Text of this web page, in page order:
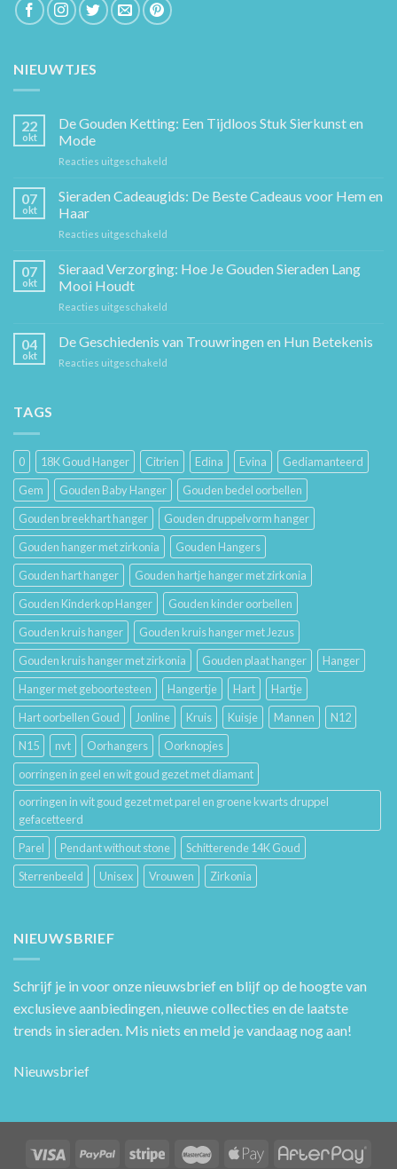
NIEUWTJES
22
okt
De Gouden Ketting: Een Tijdloos Stuk Sierkunst en
Mode
Reacties uitgeschakeld
Gouden
Sierkunst
07
okt
Sieraden Cadeaugids: De Beste Cadeaus voor Hem en
Haar
Reacties uitgeschakeld
Cadeaugids:
De
Hem
07
okt
Sieraad Verzorging: Hoe Je Gouden Sieraden Lang
Mooi Houdt
Reacties uitgeschakeld
Verzorging:
04
okt
De Geschiedenis van Trouwringen en Hun Betekenis
Reacties uitgeschakeld
Hun
Betekenis
TAGS
0 18K Goud Hanger Citrien Edina Evina
Gediamanteerd
Gem
Gouden Baby Hanger
Gouden bedel oorbellen
Gouden breekhart hanger
Gouden druppelvorm hanger
Gouden hanger met zirkonia
Gouden Hangers
Gouden hart hanger
Gouden hartje hanger met zirkonia
Gouden Kinderkop Hanger
Gouden kinder oorbellen
Gouden kruis hanger
Gouden kruis hanger met Jezus
Gouden kruis hanger met zirkonia
Gouden plaat hanger
Hanger
Hanger met geboortesteen
Hangertje Hart
Hartje
Hart oorbellen Goud
Jonline Kruis Kuisje Mannen
N12
N15
nvt Oorhangers
Oorknopjes
oorringen in geel en wit goud gezet met diamant
oorringen in wit goud gezet met parel en groene kwarts druppel
gefacetteerd
Parel
Pendant without stone
Schitterende 14K Goud
Sterrenbeeld
Unisex Vrouwen Zirkonia
NIEUWSBRIEF
Schrijf je in voor onze nieuwsbrief en blijf op de hoogte van
exclusieve aanbiedingen, nieuwe collecties en de laatste
trends in sieraden. Mis niets en meld je vandaag nog aan!
Nieuwsbrief